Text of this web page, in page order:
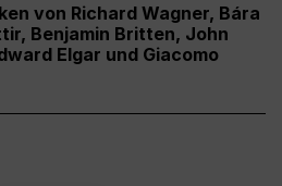
von Richard Wagner, Bára
Benjamin Britten, John
Elgar und Giacomo